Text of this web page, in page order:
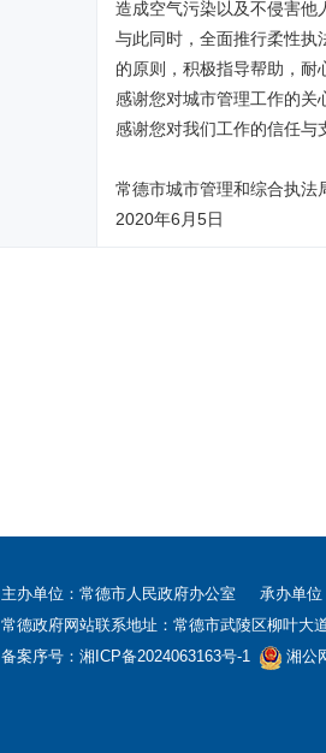
造成空气污染以及不侵害他
与此同时，全面推行柔性执
的原则，积极指导帮助，耐
感谢您对城市管理工作的关
感谢您对我们工作的信任与
常德市城市管理和综合执法
2020年6月5日
主办单位：常德市人民政府办公室 承办单
常德政府网站联系地址：常德市武陵区柳叶
备案序号： 湘ICP备2024063163号-1 湘公